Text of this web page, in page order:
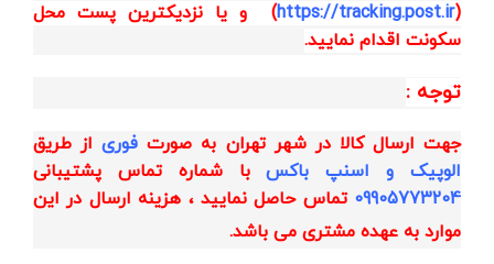
(
https://tracking.post.ir
) و یا نزدیکترین پست محل
سکونت اقدام نمایید.
توجه :
جهت ارسال کالا در شهر تهران به صورت فوریاز طریق
الوپیک و اسنپ باکسبا شماره تماس پشتیبانی
09905773204 تماس حاصل نمایید ، هزینه ارسال در این
موارد به عهده مشتری می باشد.